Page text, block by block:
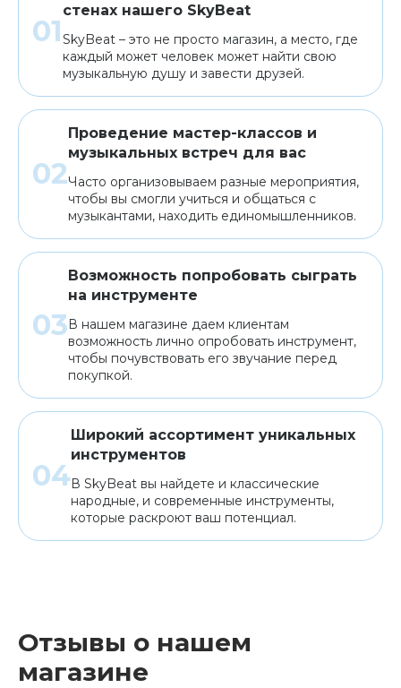
стенах нашего SkyBeat
SkyBeat – это не просто магазин, а место, где
каждый может человек может найти свою
музыкальную душу и завести друзей.
Проведение мастер-классов и
музыкальных встреч для вас
Часто организовываем разные мероприятия,
чтобы вы смогли учиться и общаться с
музыкантами, находить единомышленников.
Возможность попробовать сыграть
на инструменте
В нашем магазине даем клиентам
возможность лично опробовать инструмент,
чтобы почувствовать его звучание перед
покупкой.
Широкий ассортимент уникальных
инструментов
В SkyBeat вы найдете и классические
народные, и современные инструменты,
которые раскроют ваш потенциал.
Отзывы о нашем
магазине